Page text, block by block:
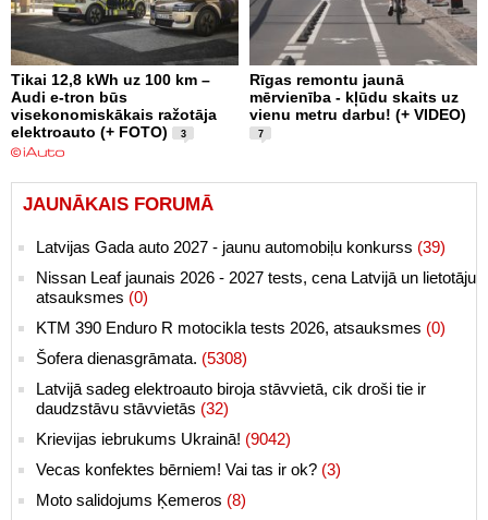
Tikai 12,8 kWh uz 100 km –
Audi e-tron būs
visekonomiskākais ražotāja
elektroauto (+ FOTO)
3
Rīgas remontu jaunā
mērvienība - kļūdu skaits uz
vienu metru darbu! (+ VIDEO)
7
JAUNĀKAIS FORUMĀ
Latvijas Gada auto 2027 - jaunu automobiļu konkurss (39)
Nissan Leaf jaunais 2026 - 2027 tests, cena Latvijā un lietotāju
atsauksmes (0)
KTM 390 Enduro R motocikla tests 2026, atsauksmes (0)
Šofera dienasgrāmata. (5308)
Latvijā sadeg elektroauto biroja stāvvietā, cik droši tie ir
daudzstāvu stāvvietās (32)
Krievijas iebrukums Ukrainā! (9042)
Vecas konfektes bērniem! Vai tas ir ok? (3)
Moto salidojums Ķemeros (8)